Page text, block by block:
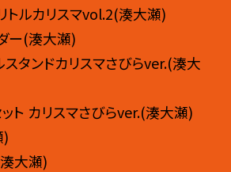
トルカリスマvol.2(湊大瀬)
ー(湊大瀬)
スタンドカリスマさびらver.(湊大
ット カリスマさびらver.(湊大瀬)
)
大瀬)